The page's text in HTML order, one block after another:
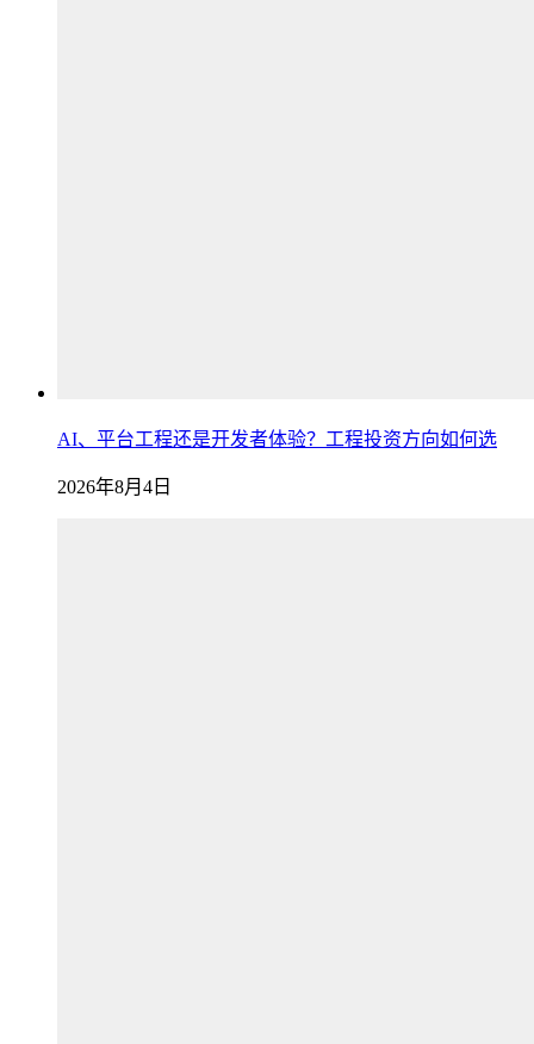
AI、平台工程还是开发者体验？工程投资方向如何选
2026年8月4日